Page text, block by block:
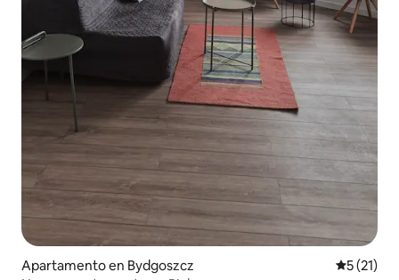
Apartamento en Bydgoszcz
5 (21)